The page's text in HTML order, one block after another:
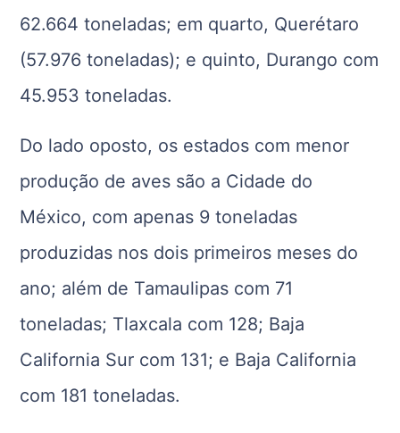
62.664 toneladas; em quarto, Querétaro
(57.976 toneladas); e quinto, Durango com
45.953 toneladas.
Do lado oposto, os estados com menor
produção de aves são a Cidade do
México, com apenas 9 toneladas
produzidas nos dois primeiros meses do
ano; além de Tamaulipas com 71
toneladas; Tlaxcala com 128; Baja
California Sur com 131; e Baja California
com 181 toneladas.